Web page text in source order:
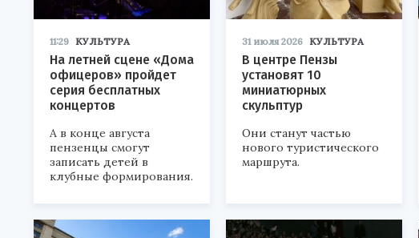
11:29 КУЛЬТУРА
На летней сцене «Дома
офицеров» пройдет
серия бесплатных
концертов
А в конце августа
пензенцы смогут
записать детей в
клубные формирования.
31 июля 2026 КУЛЬТУРА
В центре Пензы
установят 10
миниатюрных
скульптур
Они станут частью
нового туристического
маршрута.